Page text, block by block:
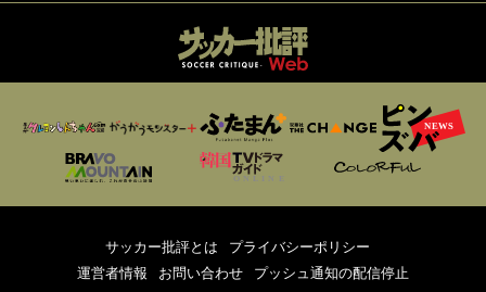
サッカー批評とは
プライバシーポリシー
運営者情報
お問い合わせ プッシュ通知の配信停止